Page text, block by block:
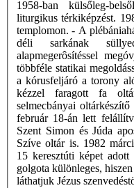
1958-ban külsőleg-
liturgikus térkiképzést.
templomon. - A
déli sarkának
alapmegerôsítéssel
többféle statikai
a kórusfeljáró a torony
kézzel faragott fa
selmecbányai
február 18-án lett
Szent Simon és Júda
Szíve oltár is. 1982
15 keresztúti képet
golgota különleges,
láthatjuk Jézus